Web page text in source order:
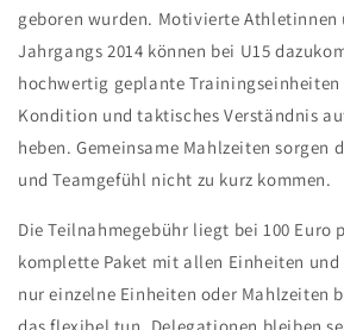
geboren wurden. Motivierte Athletinnen
Jahrgangs 2014 können bei U15
hochwertig geplante Trainingseinheiten
Kondition und taktisches Verständnis
heben. Gemeinsame Mahlzeiten sorgen
und Teamgefühl nicht zu kurz kommen.
Die Teilnahmegebühr liegt bei 100 Euro
komplette Paket mit allen Einheiten und
nur einzelne Einheiten oder Mahlzeiten